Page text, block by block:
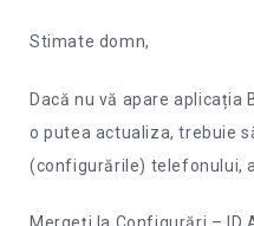
Stimate domn,
Dacă nu vă apare aplicația
o putea actualiza, trebuie
(configurările) telefonului,